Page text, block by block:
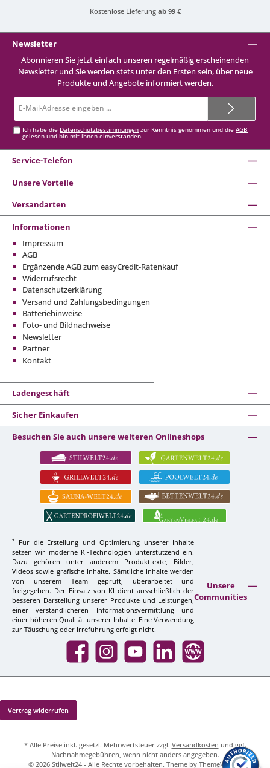
Kostenlose Lieferung ab 99 €
Newsletter
Abonnieren Sie jetzt einfach unseren regelmäßig erscheinenden
Newsletter und Sie werden stets unter den Ersten sein, über neue
Produkte und Angebote informiert werden.
Mail-
Ich habe die Datenschutzbestimmungen zur Kenntnis genommen und dieAGB
gelesen und bin mit ihnen einverstanden.
Service-Telefon
Unsere Vorteile
Versandarten
Informationen
Impressum
AGB
Ergänzende AGB zum easyCredit-Ratenkauf
Widerrufsrecht
Datenschutzerklärung
Versand und Zahlungsbedingungen
Batteriehinweise
Foto- und Bildnachweise
Newsletter
Partner
Kontakt
Ladengeschäft
Sicher Einkaufen
Besuchen Sie auch unsere weiteren Onlineshops
*
Für die Erstellung und Optimierung unserer Inhalte
setzen wir moderne KI-Technologien unterstützend ein.
Dazu gehören unter anderem Produkttexte, Bilder,
Videos sowie grafische Inhalte. Sämtliche Inhalte werden
von unserem Team geprüft, überarbeitet und
freigegeben. Der Einsatz von KI dient ausschließlich der
besseren Darstellung unserer Produkte und Leistungen,
einer verständlicheren Informationsvermittlung und
einer höheren Qualität unserer Inhalte. Eine Verwendung
zur Täuschung oder Irreführung erfolgt nicht.
Unsere
Communities
Facebook InstagramYouTube LinkedIn Website
Vertrag widerrufen
* Alle Preise inkl. gesetzl. Mehrwertsteuer zzgl. Versandkosten und ggf.
Nachnahmegebühren, wenn nicht anders angegeben.
© 2026 Stilwelt24 - Alle Rechte vorbehalten. Theme by ThemeWare®